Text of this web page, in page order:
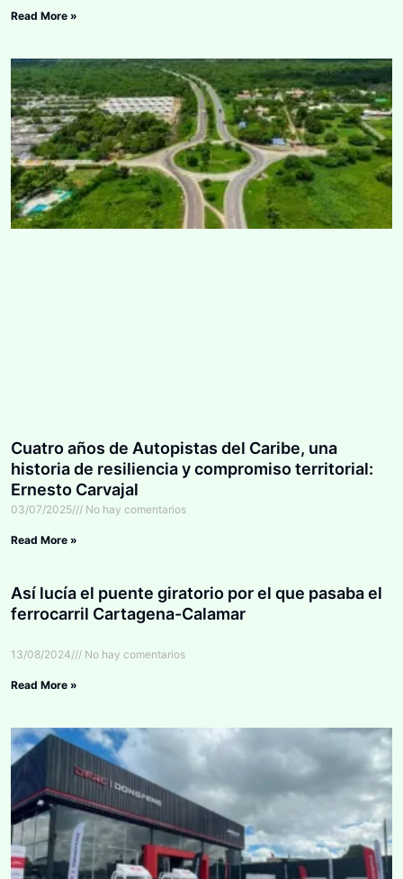
Read More »
Cuatro años de Autopistas del Caribe, una
historia de resiliencia y compromiso territorial:
Ernesto Carvajal
03/07/2025 No hay comentarios
Read More »
Así lucía el puente giratorio por el que pasaba el
ferrocarril Cartagena-Calamar
13/08/2024 No hay comentarios
Read More »